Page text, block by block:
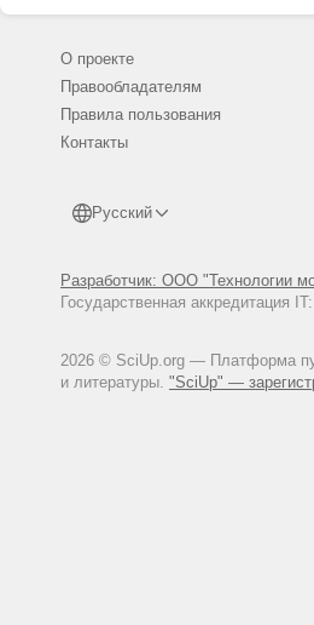
О проекте
Правообладателям
Правила пользования
Контакты
Русский
Разработчик: ООО "Технологии
Государственная
2026 © SciUp.org — Платформа
и литературы. "SciUp" —